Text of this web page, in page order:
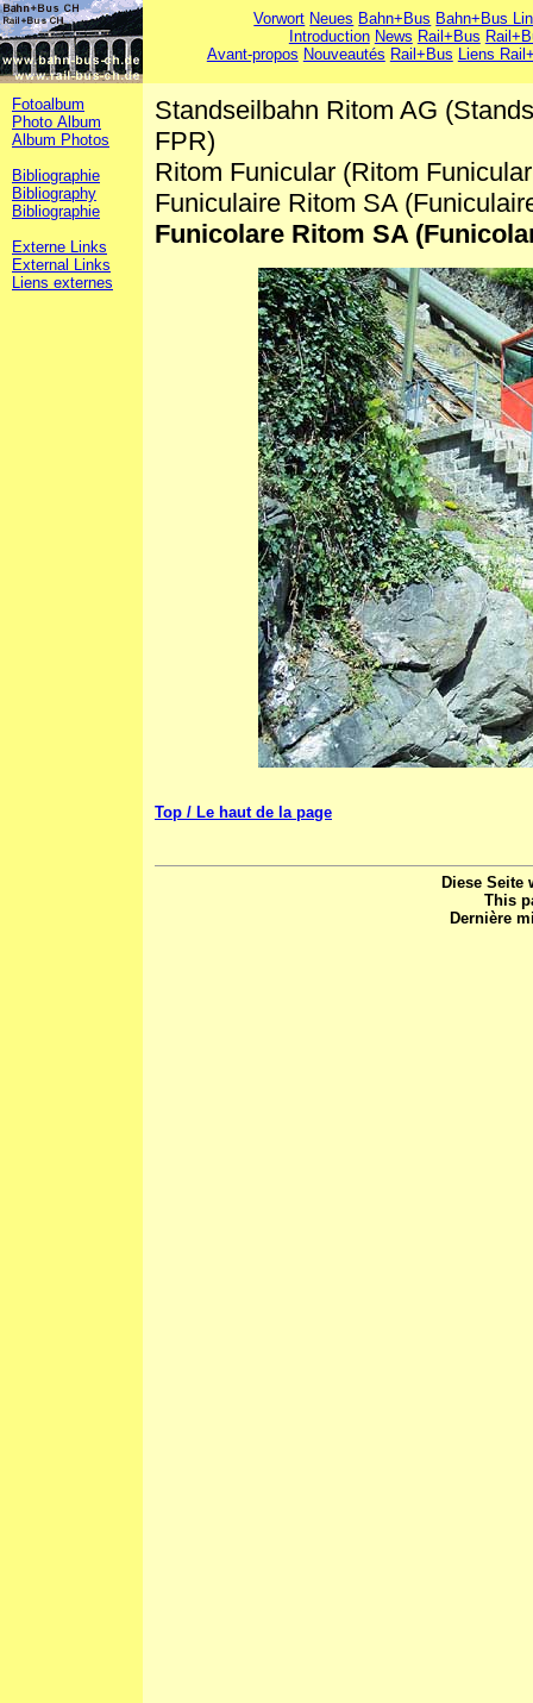
Vorwort Neues Bahn+Bus Bahn+Bus
Introduction News Rail+Bus
Avant-propos Nouveautés Rail+Bus Liens
Fotoalbum
Photo Album
Album Photos
Bibliographie
Bibliography
Bibliographie
Externe Links
External Links
Liens externes
Standseilbahn Ritom AG
FPR)
Ritom Funicular (Ritom
Funiculaire Ritom SA
Funicolare Ritom SA
Top / Le haut de la page
Diese Seite
This
Dernière